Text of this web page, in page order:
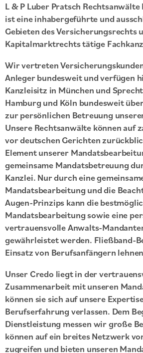
L & P Luber Pratsch
ist eine inhabergeführte und
Gebieten des Versicherungsrechts
Kapitalmarktrechts tätige
Wir vertreten
Anleger bundesweit und verfügen
Kanzleisitz in München und
Hamburg und Köln bundesweit
zur persönlichen Betreuung
Unsere Rechtsanwälte können auf
vor deutschen Gerichten
Element unserer
gemeinsame Mandatsbetreuung
Kanzlei. Nur durch eine
Mandatsbearbeitung und die
Augen-Prinzips kann die
Mandatsbearbeitung sowie eine
vertrauensvolle Anwalts-
gewährleistet werden. Fließband-
Einsatz von Berufsanfängern
Unser Credo liegt in der
Zusammenarbeit mit unseren
können sie sich auf unsere
Berufserfahrung verlassen. Dem
Dienstleistung messen wir große
können auf ein breites Netzwerk
zugreifen und bieten unseren